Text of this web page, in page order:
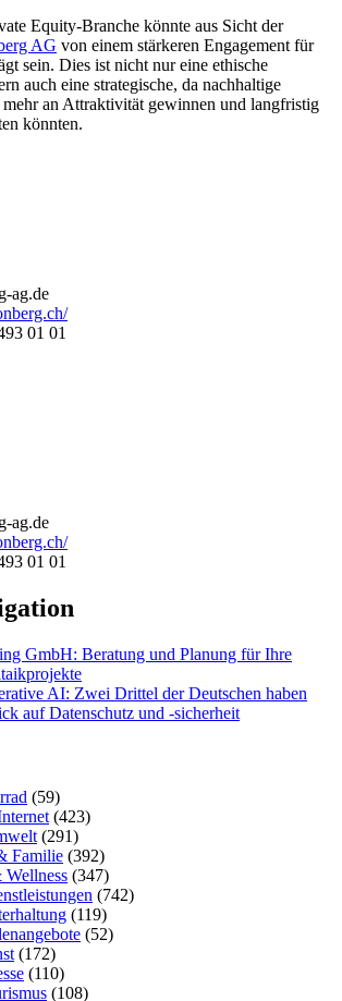
Equity-Branche könnte aus Sicht der
AG von einem stärkeren Engagement für
sein. Dies ist nicht nur eine ethische
auch eine strategische, da nachhaltige
an Attraktivität gewinnen und langfristig
könnten.
ag.de
01 01
ag.de
01 01
GmbH: Beratung und Planung für Ihre
AI: Zwei Drittel der Deutschen haben
auf Datenschutz und -sicherheit
(59)
(423)
(291)
Familie (392)
Wellness (347)
(742)
(119)
(52)
(172)
(110)
(108)